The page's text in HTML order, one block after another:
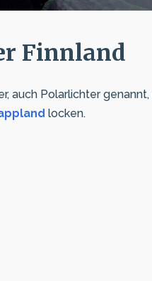
Finnland
auch Polarlichter genannt,
locken.